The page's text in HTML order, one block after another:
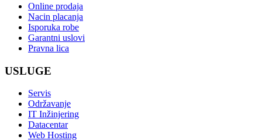
Online prodaja
Nacin placanja
Isporuka robe
Garantni uslovi
Pravna lica
USLUGE
Servis
Održavanje
IT Inžinjering
Datacentar
Web Hosting